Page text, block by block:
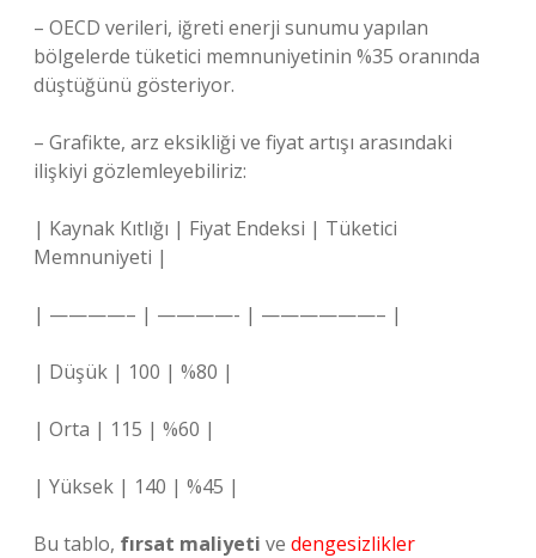
– OECD verileri, iğreti enerji sunumu yapılan
bölgelerde tüketici memnuniyetinin %35 oranında
düştüğünü gösteriyor.
– Grafikte, arz eksikliği ve fiyat artışı arasındaki
ilişkiyi gözlemleyebiliriz:
| Kaynak Kıtlığı | Fiyat Endeksi | Tüketici
Memnuniyeti |
| ————– | ————- | ——————– |
| Düşük | 100 | %80 |
| Orta | 115 | %60 |
| Yüksek | 140 | %45 |
Bu tablo, fırsat maliyeti ve dengesizlikler